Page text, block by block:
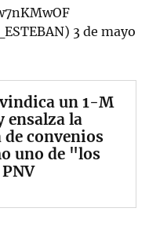
3 de mayo
un 1-M
la
convenios
uno de "los